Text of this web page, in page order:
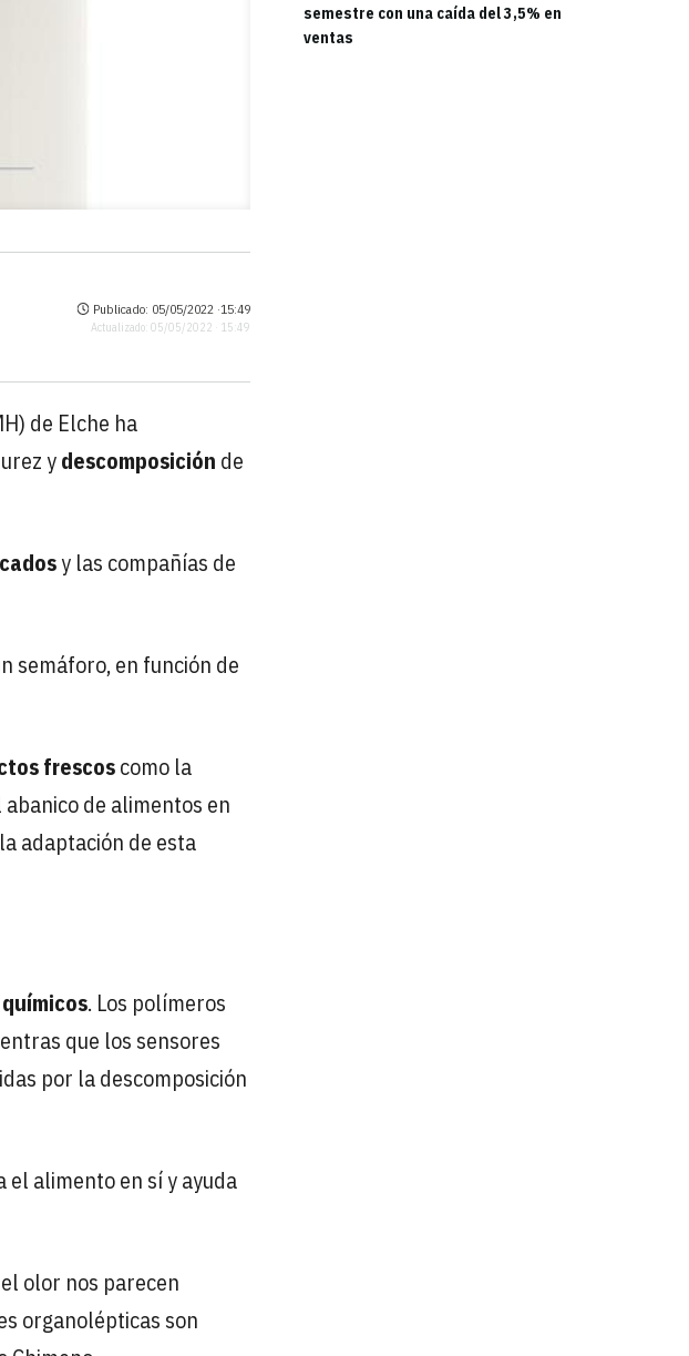
semestre con una caída del 3,5% en
ventas
Publicado: 05/05/2022 ·15:49
Actualizado: 05/05/2022 · 15:49
de Elche ha
ydescomposición de
y las compañías de
semáforo, en función de
frescoscomo la
de alimentos en
adaptación de esta
. Los polímeros
que los sensores
por la descomposición
el alimento en sí y ayuda
olor nos parecen
organolépticas son